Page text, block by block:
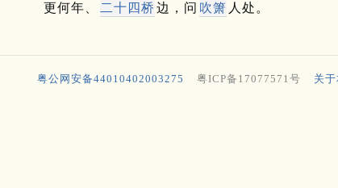
更何年、
二十四桥 边，问 吹箫 人处。
粤公网安备44010402003275 粤ICP备17077571号 关